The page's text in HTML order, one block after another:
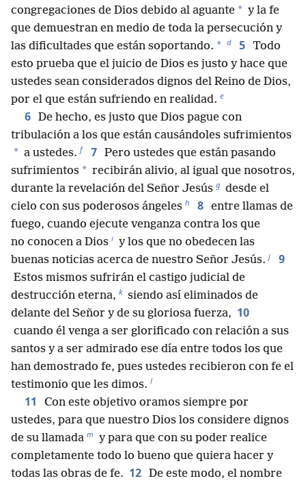
congregaciones de Dios debido al aguante * y la fe
que demuestran en medio de toda la persecución y
las dificultades que están soportando. * d 5 Todo
esto prueba que el juicio de Dios es justo y hace que
ustedes sean considerados dignos del Reino de Dios,
por el que están sufriendo en realidad. e
6 De hecho, es justo que Dios pague con
tribulación a los que están causándoles sufrimientos
* a ustedes. f 7 Pero ustedes que están pasando
sufrimientos * recibirán alivio, al igual que nosotros,
durante la revelación del Señor Jesús g desde el
cielo con sus poderosos ángeles h 8 entre llamas de
fuego, cuando ejecute venganza contra los que
no conocen a Dios i y los que no obedecen las
buenas noticias acerca de nuestro Señor Jesús. j 9
Estos mismos sufrirán el castigo judicial de
destrucción eterna, k siendo así eliminados de
delante del Señor y de su gloriosa fuerza, 10
cuando él venga a ser glorificado con relación a sus
santos y a ser admirado ese día entre todos los que
han demostrado fe, pues ustedes recibieron con fe el
testimonio que les dimos. l
11
Con este objetivo oramos siempre por
ustedes, para que nuestro Dios los considere dignos
de su llamada m y para que con su poder realice
completamente todo lo bueno que quiera hacer y
todas las obras de fe. 12 De este modo, el nombre